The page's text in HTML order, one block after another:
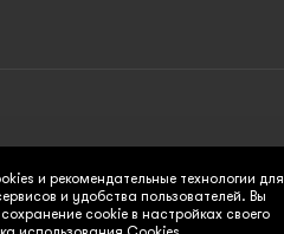
и рекомендательные технологии для
и удобства пользователей. Вы
cookie в настройках своего